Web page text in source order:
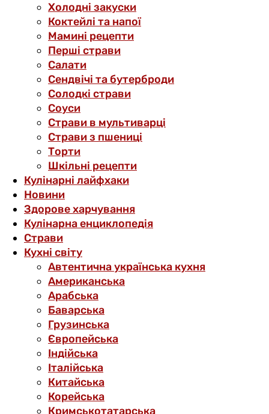
Холодні закуски
Коктейлі та напої
Мамині рецепти
Перші страви
Салати
Сендвічі та бутерброди
Солодкі страви
Соуси
Страви в мультиварці
Страви з пшениці
Торти
Шкільні рецепти
Кулінарні лайфхаки
Новини
Здорове харчування
Кулінарна енциклопедія
Страви
Кухні світу
Автентична українська кухня
Американська
Арабська
Баварська
Грузинська
Європейська
Індійська
Італійська
Китайська
Корейська
Кримськотатарська